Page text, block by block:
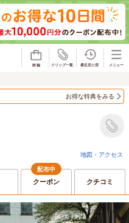
お得な特典をみる
地図・アクセス
配布中
クーポン クチコミ